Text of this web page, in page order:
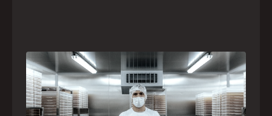
A paranaense Vuelo Pharma é uma das 13
empresas brasileiras selecionadas para
representar o Brasil na maior feira de
negócios de Angola